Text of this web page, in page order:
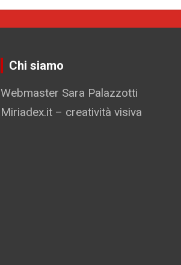
Chi siamo
Webmaster Sara Palazzotti
Miriadex.it – creatività visiva